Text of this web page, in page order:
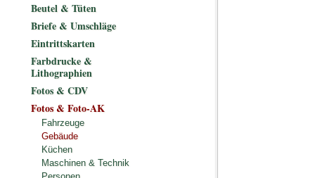
Beutel & Tüten
Briefe & Umschläge
Eintrittskarten
Farbdrucke &
Lithographien
Fotos & CDV
Fotos & Foto-AK
Fahrzeuge
Gebäude
Küchen
Maschinen & Technik